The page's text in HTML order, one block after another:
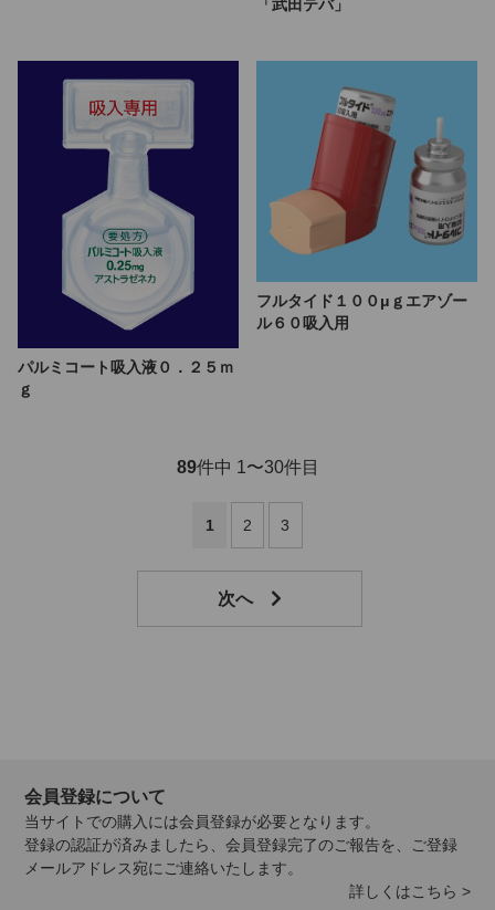
「武田テバ」
パルミコート吸入液０．２５ｍ
ｇ
フルタイド１００μｇエアゾー
ル６０吸入用
89件中 1〜30件目
1 2 3
会員登録について
当サイトでの購入には会員登録が必要となります。
登録の認証が済みましたら、会員登録完了のご報告を、ご登録
メールアドレス宛にご連絡いたします。
詳しくはこちら >